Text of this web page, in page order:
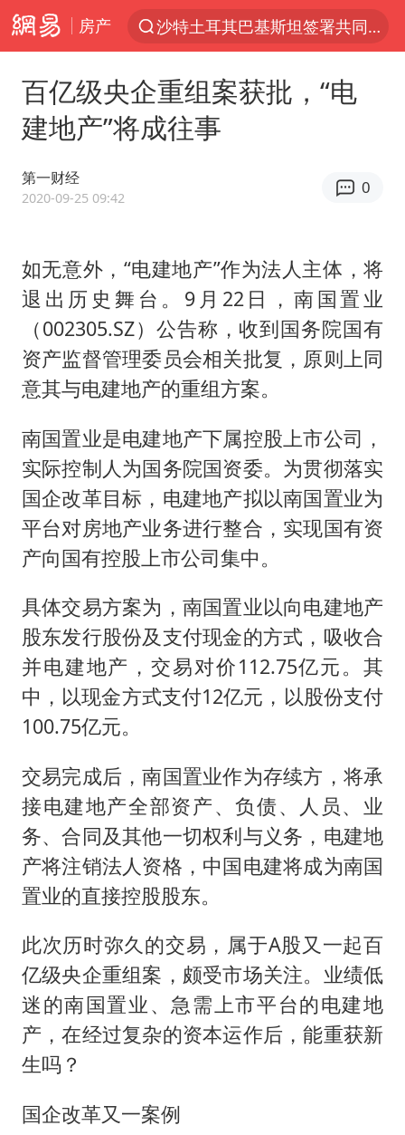
房产
沙特土耳其巴基斯坦签署共同防务协议
泉州市委书记张毅恭被查
台风白海豚或吞并鲸鱼 登陆地点更新
名创优品回应女子吐槽内裤质量差
中巨芯：上半年归母净利润1405.77万元
中国女篮70-67险胜尼日利亚女篮
U17国足点球大战淘汰河床晋级决赛
胡彦斌获《歌手2026》歌王
秋天的第一杯奶茶到底有多火
38岁演员求职万岁山NPC成功
“今天得有40℃了吧 为啥还不预警”
我国外贸延续良好增长态势
夯实基础开新局
百亿级央企重组案获批，“电
建地产”将成往事
第一财经
2020-09-25 09:42
0
如无意外，“电建地产”作为法人主体，将
退出历史舞台。9月22日，南国置业
（002305.SZ）公告称，收到国务院国有
资产监督管理委员会相关批复，原则上同
意其与电建地产的重组方案。
南国置业是电建地产下属控股上市公司，
实际控制人为国务院国资委。为贯彻落实
国企改革目标，电建地产拟以南国置业为
平台对房地产业务进行整合，实现国有资
产向国有控股上市公司集中。
具体交易方案为，南国置业以向电建地产
股东发行股份及支付现金的方式，吸收合
并电建地产，交易对价112.75亿元。其
中，以现金方式支付12亿元，以股份支付
100.75亿元。
交易完成后，南国置业作为存续方，将承
接电建地产全部资产、负债、人员、业
务、合同及其他一切权利与义务，电建地
产将注销法人资格，中国电建将成为南国
置业的直接控股股东。
此次历时弥久的交易，属于A股又一起百
亿级央企重组案，颇受市场关注。业绩低
迷的南国置业、急需上市平台的电建地
产，在经过复杂的资本运作后，能重获新
生吗？
国企改革又一案例